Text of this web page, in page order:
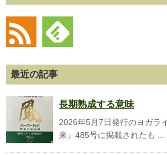
最近の記事
長期熟成する意味
2026年5月7日発行のヨガラ
来』485号に掲載されたも ...